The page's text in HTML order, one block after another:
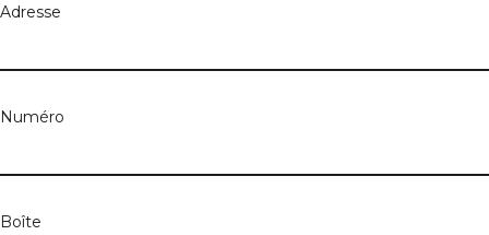
Adresse
Numéro
Boîte